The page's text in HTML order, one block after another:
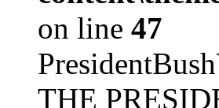
on line 47
THE